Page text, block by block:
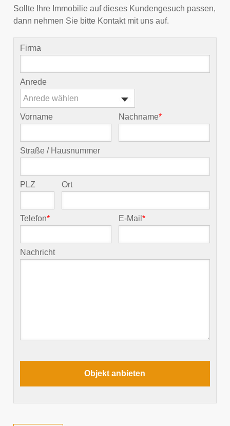
Sollte Ihre Immobilie auf dieses Kundengesuch passen,
dann nehmen Sie bitte Kontakt mit uns auf.
Firma
Anrede
Anrede wählen
Vorname Nachname*
Straße / Hausnummer
PLZ Ort
Telefon* E-Mail*
Nachricht